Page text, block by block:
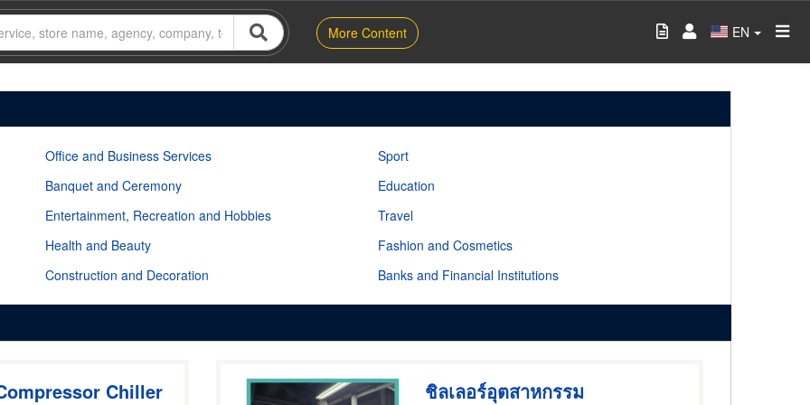
More Content EN
Office and Business Services
Sport
Banquet and Ceremony
Education
Entertainment, Recreation and Hobbies
Travel
Health and Beauty
Fashion and Cosmetics
Construction and Decoration Banks and Financial Institutions
Chiller ชิลเลอร์อุตสาหกรรม